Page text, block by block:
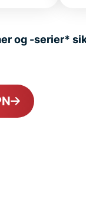
og -serier*